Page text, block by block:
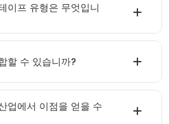
이프 유형은 무엇입니
할 수 있습니까?
업에서 이점을 얻을 수